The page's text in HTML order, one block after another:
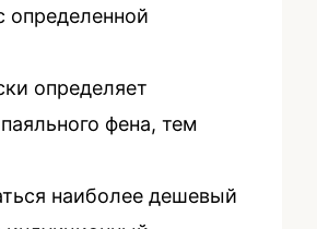
определенной
определяет
фена, тем
наиболее дешевый